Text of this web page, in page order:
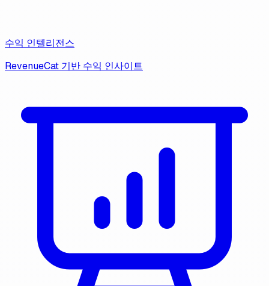
수익 인텔리전스
RevenueCat 기반 수익 인사이트